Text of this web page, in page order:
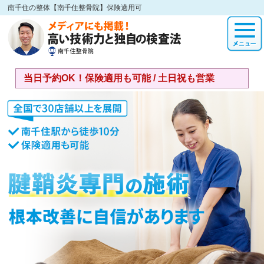
南千住の整体【南千住整骨院】保険適用可
当日予約OK！保険適用も可能 / 土日祝も営業